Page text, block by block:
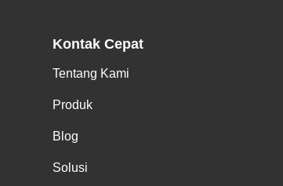
Kontak Cepat
Tentang Kami
Produk
Blog
Solusi